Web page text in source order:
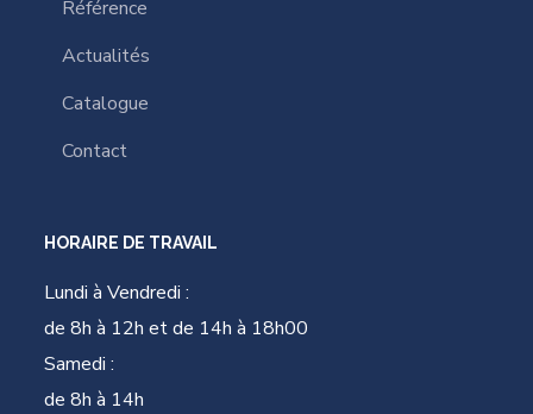
Référence
Actualités
Catalogue
Contact
HORAIRE DE TRAVAIL
Lundi à Vendredi :
de 8h à 12h et de 14h à 18h00
Samedi :
de 8h à 14h